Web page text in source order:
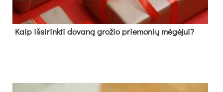
Kaip išsirinkti dovaną grožio priemonių mėgėjui?